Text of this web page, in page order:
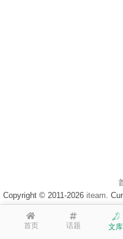
首页 话题 文库
Copyright © 2011-2026 iteam.
浙ICP备